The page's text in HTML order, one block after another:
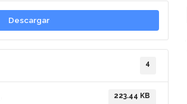
Descargar
4
223.44 KB